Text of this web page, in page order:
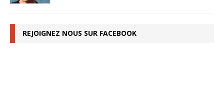
REJOIGNEZ NOUS SUR FACEBOOK